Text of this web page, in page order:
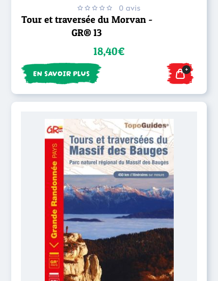
0 avis
Tour et traversée du Morvan -
GR® 13
18,40€
EN SAVOIR PLUS +